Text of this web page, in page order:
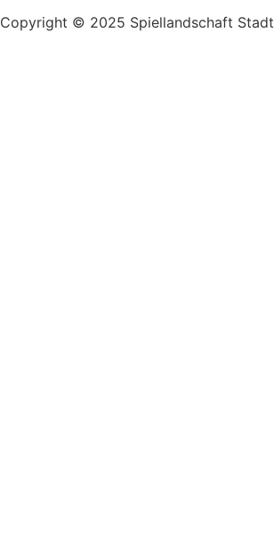
Copyright © 2025 Spiellandschaft Stadt